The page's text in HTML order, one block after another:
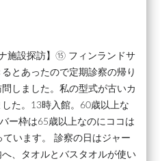
施設探訪】⑮ フィンランドサ
とあったので定期診察の帰り
しました。私の型式が古いカ
た。13時入館。60歳以上な
ー枠は65歳以上なのにココは
います。 診察の日はジャー
、タオルとバスタオルが使い